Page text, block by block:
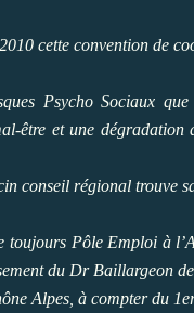
cette convention de
Psycho Sociaux
être et une
conseil régional trouve
toujours Pôle Emploi à
du Dr Baillargeon
Alpes, à compter du